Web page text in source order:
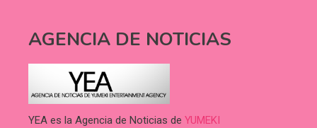
AGENCIA DE NOTICIAS
YEA es la Agencia de Noticias de YUMEKI